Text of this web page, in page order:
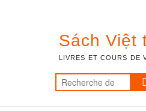
Sách Việt
LIVRES ET COURS DE